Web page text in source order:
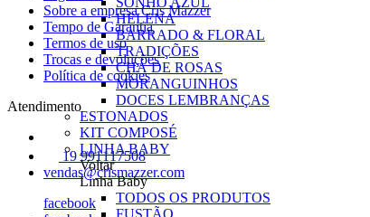
HELENA
BARRADO & FLORAL
TRADIÇÕES
CHÁ DE ROSAS
MORANGUINHOS
DOCES LEMBRANÇAS
ESTONADOS
KIT COMPOSÉ
LINHA BABY
Voltar
Linha Baby
TODOS OS PRODUTOS
FUSTÃO
Sobre a empresa Cris Mazzer
Tempo de Garantia
Termos de uso
Trocas e devoluções
Política de cookies
Atendimento
19 991117508
vendas@crismazzer.com
facebook